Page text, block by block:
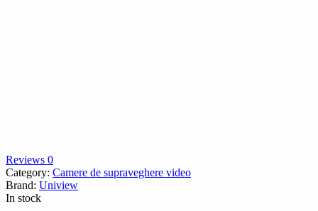
Reviews 0
Category: Camere de supraveghere video
Brand: Uniview
In stock